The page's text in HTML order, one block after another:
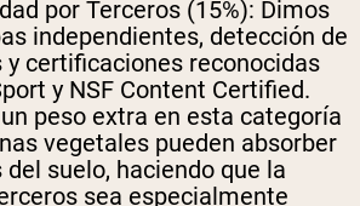
por Terceros (15%): Dimos
independientes, detección de
certificaciones reconocidas
y NSF Content Certified.
peso extra en esta categoría
vegetales pueden absorber
suelo, haciendo que la
sea especialmente